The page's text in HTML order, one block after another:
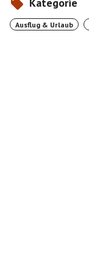
Ausflug & Urlaub